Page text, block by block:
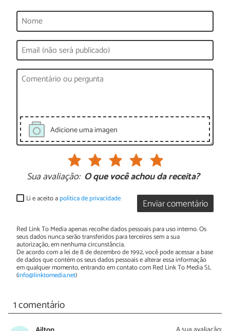
Adicione uma imagen
Sua avaliação: O que você achou da receita?
Enviar comentário
Li e aceito apolítica de privacidade
Red Link To Media apenas recolhe dados pessoais para uso interno. Os
seus dados nunca serão transferidos para terceiros sem a sua
autorização, em nenhuma circunstância.
De acordo com a lei de 8 de dezembro de 1992, você pode acessar a base
de dados que contém os seus dados pessoais e alterar essa informação
em qualquer momento, entrando em contato com Red Link To Media SL
(info@linktomedia.net)
1 comentário